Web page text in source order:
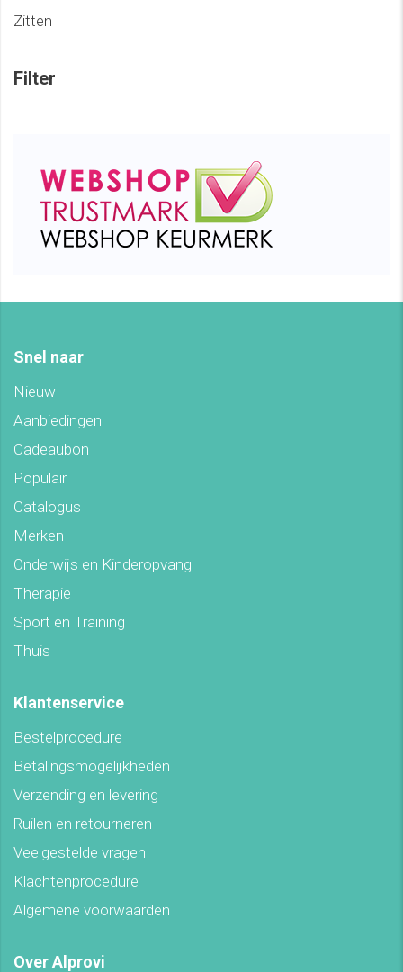
Zitten
Filter
Snel naar
Nieuw
Aanbiedingen
Cadeaubon
Populair
Catalogus
Merken
Onderwijs en Kinderopvang
Therapie
Sport en Training
Thuis
Klantenservice
Bestelprocedure
Betalingsmogelijkheden
Verzending en levering
Ruilen en retourneren
Veelgestelde vragen
Klachtenprocedure
Algemene voorwaarden
Over Alprovi